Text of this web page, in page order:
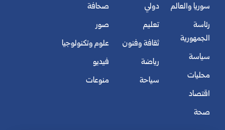
سوريا والعالم
رئاسة
الجمهورية
سياسة
محليات
اقتصاد
صحة
دولي
تعليم
ثقافة وفنون
رياضة
سياحة
صحافة
صور
علوم وتكنولوجيا
فيديو
منوعات